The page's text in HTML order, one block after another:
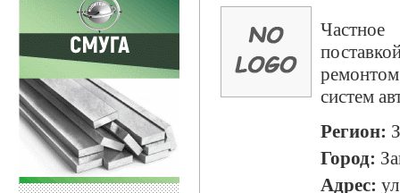
Частное
систем
Регион:
Город:
Адрес: